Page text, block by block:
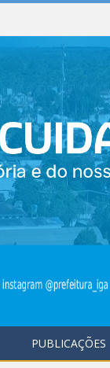
PUBLICAÇÕES